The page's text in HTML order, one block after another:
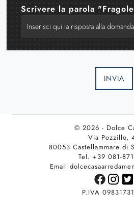
Scrivere la parola
INVIA
© 2026 - Dolce
Via Pozzillo,
80053 Castellammare di
Tel. +39 081-
Email
P.IVA